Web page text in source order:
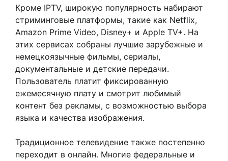
Кроме IPTV, широкую популярность набирают
стриминговые платформы, такие как Netflix,
Amazon Prime Video, Disney+ и Apple TV+. На
этих сервисах собраны лучшие зарубежные и
немецкоязычные фильмы, сериалы,
документальные и детские передачи.
Пользователь платит фиксированную
ежемесячную плату и смотрит любимый
контент без рекламы, с возможностью выбора
языка и качества изображения.
Традиционное телевидение также постепенно
переходит в онлайн. Многие федеральные и